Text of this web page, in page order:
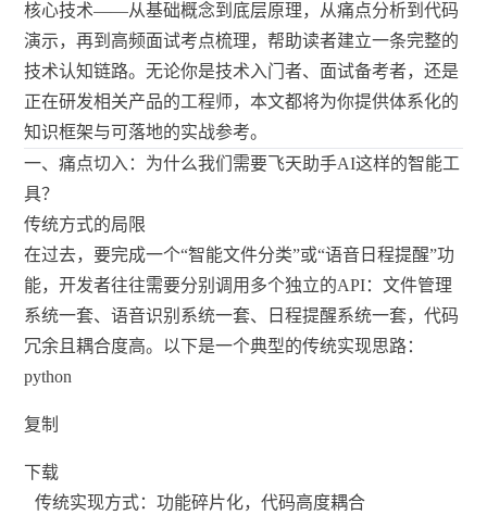
核心技术——从基础概念到底层原理，从痛点分析到代码
演示，再到高频面试考点梳理，帮助读者建立一条完整的
技术认知链路。无论你是技术入门者、面试备考者，还是
正在研发相关产品的工程师，本文都将为你提供体系化的
知识框架与可落地的实战参考。
一、痛点切入：为什么我们需要飞天助手AI这样的智能工
具？
传统方式的局限
在过去，要完成一个“智能文件分类”或“语音日程提醒”功
能，开发者往往需要分别调用多个独立的API：文件管理
系统一套、语音识别系统一套、日程提醒系统一套，代码
冗余且耦合度高。以下是一个典型的传统实现思路：
python
复制
下载
传统实现方式：功能碎片化，代码高度耦合